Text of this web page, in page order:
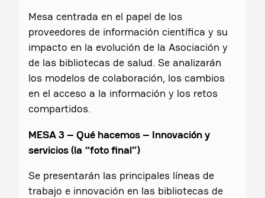
Mesa centrada en el papel de los
proveedores de información científica y su
impacto en la evolución de la Asociación y
de las bibliotecas de salud. Se analizarán
los modelos de colaboración, los cambios
en el acceso a la información y los retos
compartidos.
MESA 3 – Qué hacemos – Innovación y
servicios (la “foto final”)
Se presentarán las principales líneas de
trabajo e innovación en las bibliotecas de